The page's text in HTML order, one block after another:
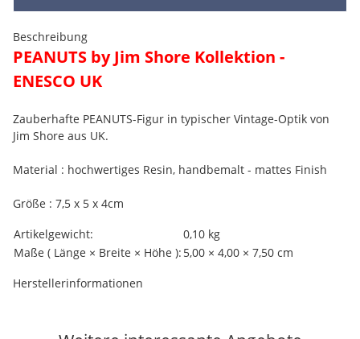
Beschreibung
PEANUTS by Jim Shore Kollektion -
ENESCO UK
Zauberhafte PEANUTS-Figur in typischer Vintage-Optik von
Jim Shore aus UK.
Material : hochwertiges Resin, handbemalt - mattes Finish
Größe : 7,5 x 5 x 4cm
Produkteigenschaft
Wert
Artikelgewicht: 0,10 kg
Maße ( Länge × Breite × Höhe ): 5,00 × 4,00 × 7,50 cm
Herstellerinformationen